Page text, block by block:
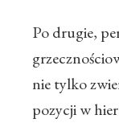
Po drugie,
nie tylko
pozycji w